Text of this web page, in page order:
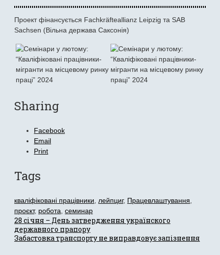
Проект фінансується Fachkräfteallianz Leipzig та SAB
Sachsen (Вільна держава Саксонія)
Sharing
Facebook
Email
Print
Tags
кваліфіковані працівники,лейпциг, Працевлаштування,
проєкт, робота,семинар
Post
navigation
28 січня – День затвердження українского
державного прапору
Забастовка транспорту не виправдовує запізнення